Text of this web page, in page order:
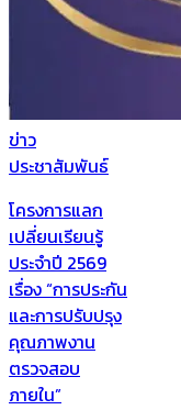
ข่าว
ประชาสัมพันธ์
โครงการแลก
เปลี่ยนเรียนรู้
ประจำปี 2569
เรื่อง “การประกัน
และการปรับปรุง
คุณภาพงาน
ตรวจสอบ
ภายใน”